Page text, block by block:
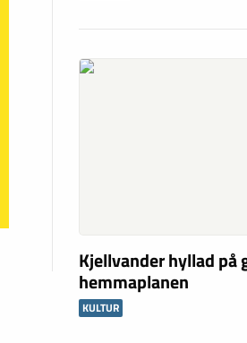
Kjellvander hyllad på
hemmaplanen
KULTUR